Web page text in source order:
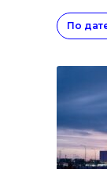
По